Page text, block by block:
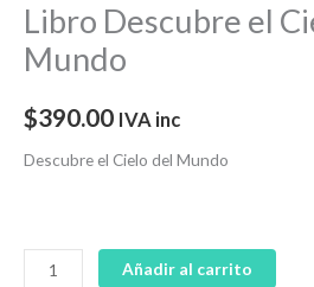
Libro Descubre el
Mundo
$390.00 IVA inc
Descubre el Cielo del Mundo
Añadir al carrito